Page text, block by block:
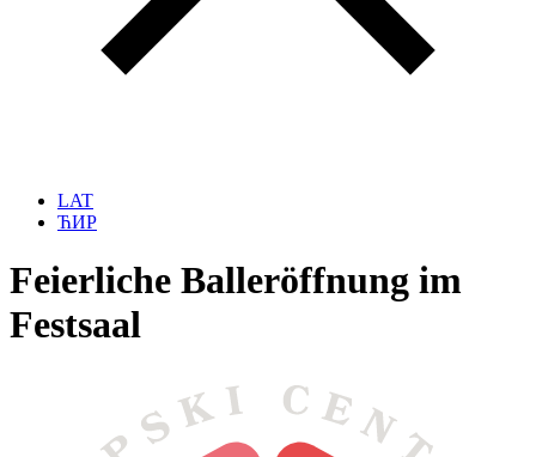
LAT
ЋИР
Feierliche Balleröffnung im
Festsaal